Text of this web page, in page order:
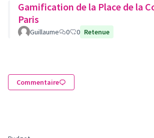
Gamification de la Place de la
Paris
Guillaume 0 0 Retenue
Commentaire